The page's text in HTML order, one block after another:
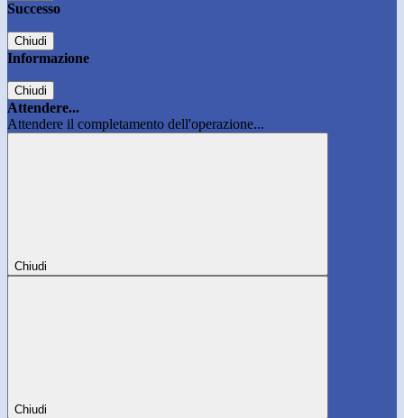
Successo
Chiudi
Informazione
Chiudi
Attendere...
Attendere il completamento dell'operazione...
Chiudi
Chiudi